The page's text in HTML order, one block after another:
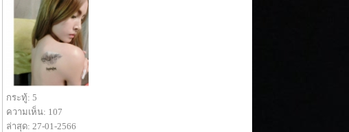
กระทู้: 5
ความเห็น: 107
ล่าสุด: 27-01-2566